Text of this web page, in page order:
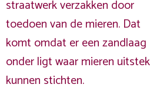
straatwerk verzakken door
toedoen van de mieren. Dat
komt omdat er een zandlaag
onder ligt waar mieren
kunnen stichten.